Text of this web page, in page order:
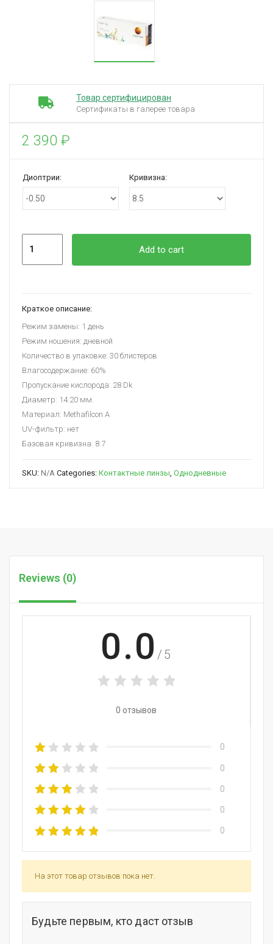
Товар сертифицирован
Сертификаты в галерее товара
2 390 ₽
Диоптрии: Кривизна:
Add to cart
Краткое описание:
Режим замены: 1 день
Режим ношения: дневной
Количество в упаковке: 30 блистеров
Влагосодержание: 60%
Пропускание кислорода: 28 Dk
Диаметр: 14.20 мм.
Материал: Methafilcon A
UV-фильтр: нет
Базовая кривизна: 8.7
SKU: N/A Categories: Контактные линзы, Однодневные
Reviews (0)
0.0 /5
0 отзывов
0
0
0
0
0
На этот товар отзывов пока нет.
Будьте первым, кто даст отзыв